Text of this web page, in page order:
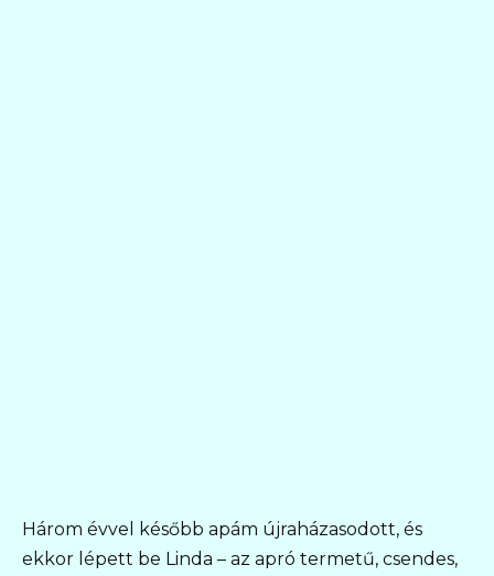
Három évvel később apám újraházasodott, és
ekkor lépett be Linda – az apró termetű, csendes,